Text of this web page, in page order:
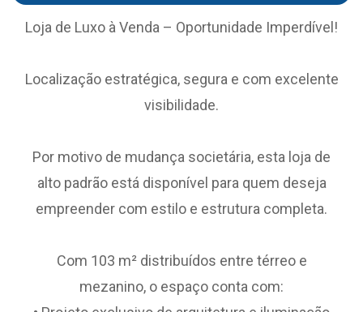
Loja de Luxo à Venda – Oportunidade Imperdível!
Localização estratégica, segura e com excelente
visibilidade.
Por motivo de mudança societária, esta loja de
alto padrão está disponível para quem deseja
empreender com estilo e estrutura completa.
Com 103 m² distribuídos entre térreo e
mezanino, o espaço conta com: